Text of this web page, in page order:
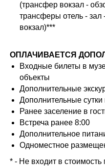
(трансфер вокзал -
трансферы отель - зал
вокзал)***
ОПЛАЧИВАЕТСЯ
Входные билеты в
объекты
Дополнительные
Дополнительные сутки
Ранее заселение в
Встреча ранее 8:00
Дополнительное
Одноместное
* - Не входит в стоимость